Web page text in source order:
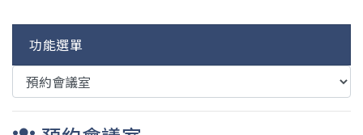
功能選單